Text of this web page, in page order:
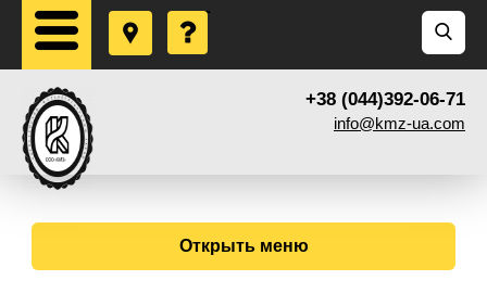
+38 (044)392-06-71
info@kmz-ua.com
Открыть меню